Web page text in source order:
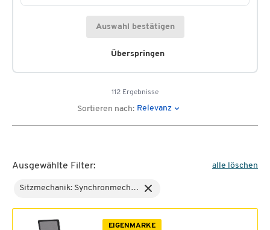
Überspringen
Auswahl bestätigen
112 Ergebnisse
Sortieren nach: Relevanz
Ausgewählte Filter: alle löschen
Sitzmechanik: Synchronmechanik
EIGENMARKE